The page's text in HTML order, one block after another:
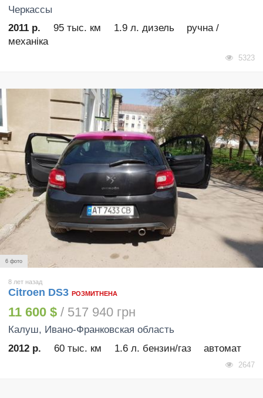
Черкассы
2011 р.
95 тыс. км 1.9 л. дизель
ручна /
механіка
5323
6 фото
8 лет назад
Citroen DS3 РОЗМИТНЕНА
11 600 $ / 517 940 грн
Калуш, Ивано-Франковская область
2012 р.
60 тыс. км 1.6 л. бензин/газ автомат
2647